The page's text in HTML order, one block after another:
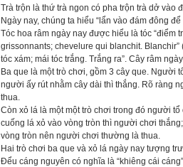
Trà trộn là thứ trà ngon có pha trộn trà dở vào
Ngày nay, chúng ta hiểu “lẩn vào đám đông
Tóc hoa râm ngày nay được hiểu là tóc “điểm
grissonnants; chevelure qui blanchit.
tóc xám; mái tóc trắng. Trắng ra”. Cây râm
Ba que là một trò chơi, gồm 3 cây que. Người
người ấy rút nhằm cây dài thì thắng. Rõ ràng
thua.
Còn xỏ lá là một một trò chơi trong đó người
cuống lá xỏ vào vòng tròn thì người chơi
vòng tròn nên người chơi thường là thua.
Hai trò chơi ba que và xỏ lá ngày nay tượng
Đểu cáng nguyên có nghĩa là “khiêng cái